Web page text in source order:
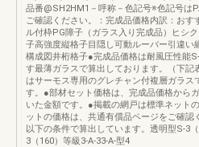
品番@SH2HM1－呼称－色記号※色記号は
ご確認ください。：完成品価格内訳：おす
ル付枠PG障子（ガラス入り完成品）ヒシ
子高強度縦格子目隠し可動ルーバー引違い
構成図井桁格子●完成品価格は耐風圧性能
す最薄ガラスで算出しております。（下記
はサーモス専用のグレチャン付複層ガラス
す。●部材セット価格は、完成品価格から
いた金額です。●掲載の網戸は標準ネット
ットの価格は、共通有償品ページをご確認
以下の条件で算出しています。透明型S-3
3（160）等級3-A-33-A-型4